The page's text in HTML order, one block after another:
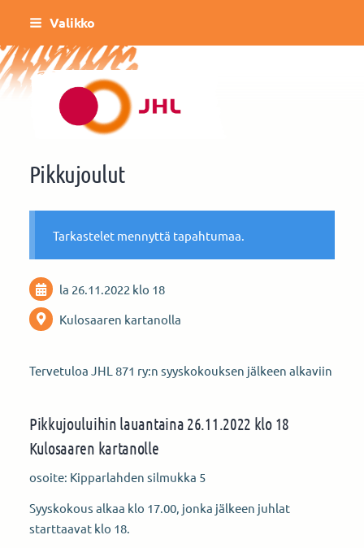
Siirry
sisältöön
Valikko
Helsingin Kulttuurin ja vapaa-ajan
Pikkujoulut
Tarkastelet mennyttä tapahtumaa.
la 26.11.2022 klo 18
Kulosaaren kartanolla
Tervetuloa JHL 871 ry:n syyskokouksen jälkeen alkaviin
Pikkujouluihin lauantaina 26.11.2022 klo 18
Kulosaaren kartanolle
osoite: Kipparlahden silmukka 5
Syyskokous alkaa klo 17.00, jonka jälkeen juhlat
starttaavat klo 18.